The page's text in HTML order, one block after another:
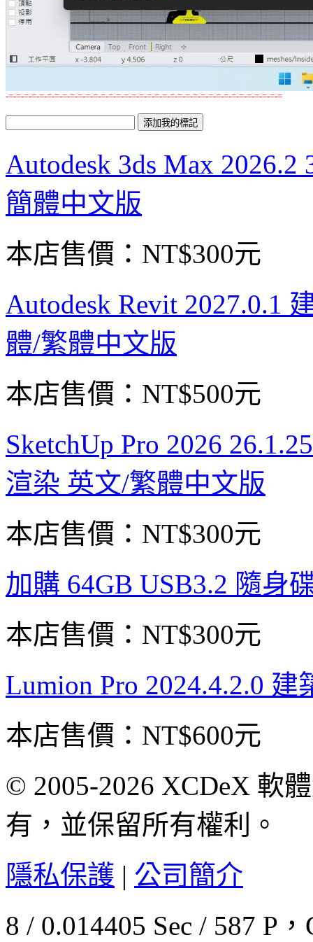
-=-=-=-=-=-=-=-=-=-=-=-=-=-=-=-=-=-=-=-=-=-=-=-=-=-=-=-=-=-=-=-=-=-=-=-=
Autodesk 3ds Max
簡體中文版
本店售價： NT$300元
Autodesk Revit 2027.0.1
體/繁體中文版
本店售價： NT$500元
SketchUp Pro 2026
渲染 英文/繁體中文版
本店售價： NT$300元
加購 64GB USB3.2 隨身
本店售價： NT$300元
Lumion Pro 2024.4.2.0
本店售價： NT$600元
© 2005-2026 XCDeX 軟
有，並保留所有權利。
隱私保護 | 公司簡介
8 / 0.014405 Sec / 587 P